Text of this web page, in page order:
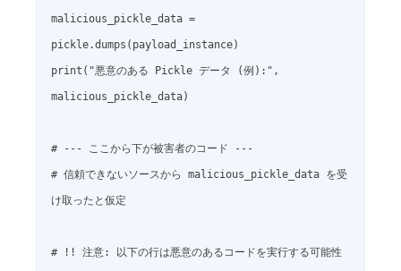
malicious_pickle_data =
pickle.dumps(payload_instance)
print("悪意のある Pickle データ (例):",
malicious_pickle_data)
# --- ここから下が被害者のコード ---
# 信頼できないソースから malicious_pickle_data を受
け取ったと仮定
# !! 注意: 以下の行は悪意のあるコードを実行する可能性